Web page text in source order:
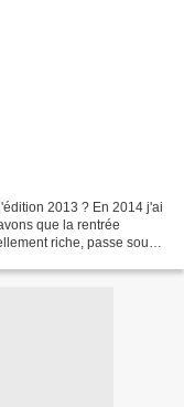
2013 ? En 2014 j'ai
que la rentrée
riche, passe sous